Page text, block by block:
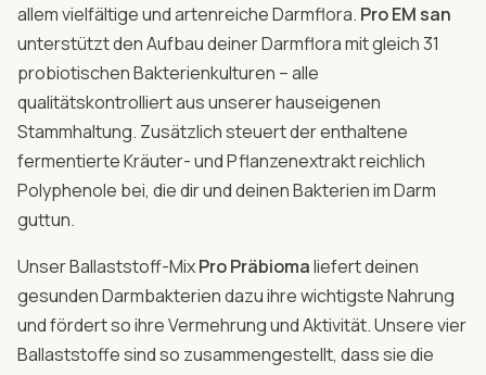
allem vielfältige und artenreiche Darmflora. Pro EM san
unterstützt den Aufbau deiner Darmflora mit gleich 31
probiotischen Bakterienkulturen – alle
qualitätskontrolliert aus unserer hauseigenen
Stammhaltung. Zusätzlich steuert der enthaltene
fermentierte Kräuter- und Pflanzenextrakt reichlich
Polyphenole bei, die dir und deinen Bakterien im Darm
guttun.
Unser Ballaststoff-MixPro Präbiomaliefert deinen
gesunden Darm­bakterien dazu ihre wichtigste Nahrung
und fördert so ihre Vermehrung und Aktivität. Unsere vier
Ballaststoffe sind so zusammengestellt, dass sie die